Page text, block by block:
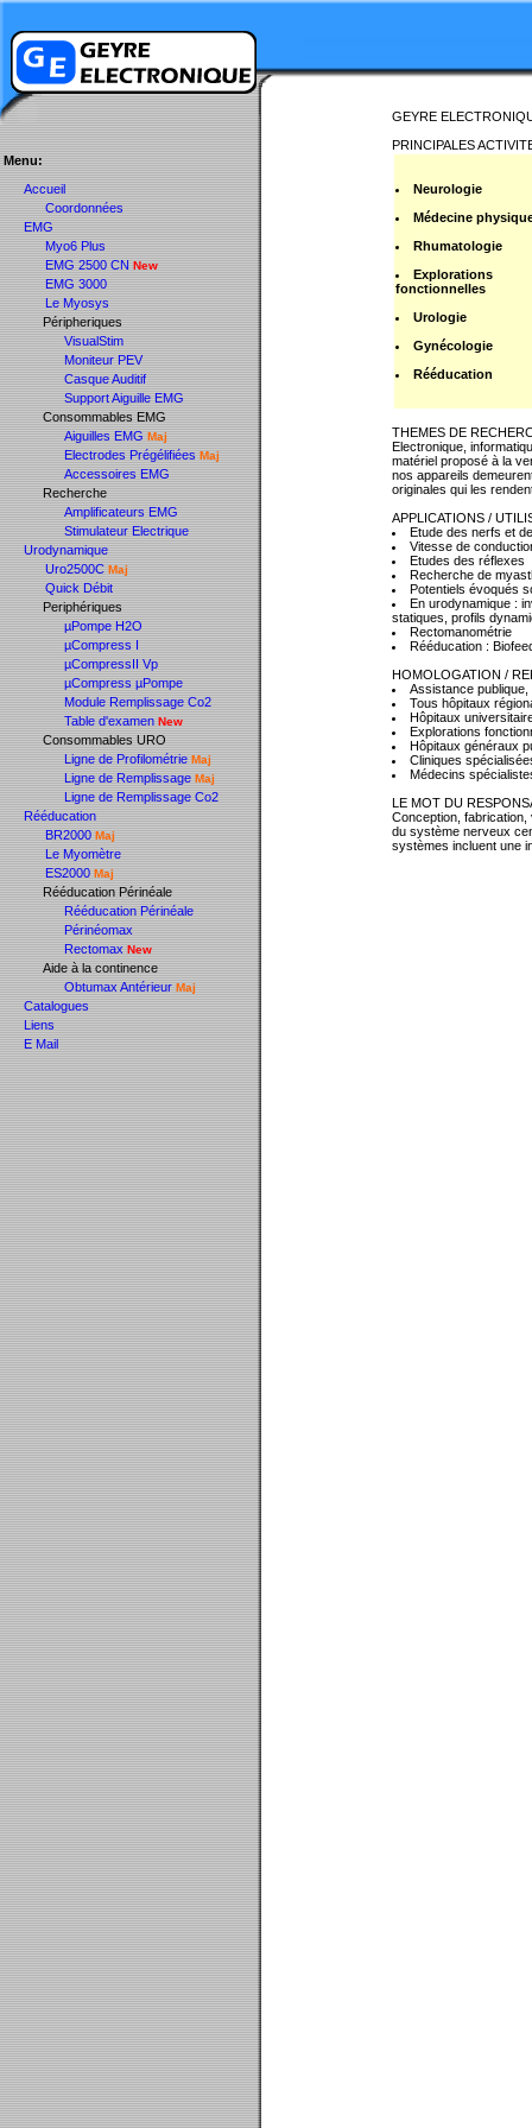
Menu:
Accueil
Coordonnées
EMG
Myo6 Plus
EMG 2500 CN New
EMG 3000
Le Myosys
Péripheriques
VisualStim
Moniteur PEV
Casque Auditif
Support Aiguille EMG
Consommables EMG
Aiguilles EMG Maj
Electrodes Prégélifiées Maj
Accessoires EMG
Recherche
Amplificateurs EMG
Stimulateur Electrique
Urodynamique
Uro2500C Maj
Quick Débit
Periphériques
µPompe H2O
µCompress I
µCompressII Vp
µCompress µPompe
Module Remplissage Co2
Table d'examen New
Consommables URO
Ligne de Profilométrie Maj
Ligne de Remplissage Maj
Ligne de Remplissage Co2
Rééducation
BR2000 Maj
Le Myomètre
ES2000 Maj
Rééducation Périnéale
Rééducation Périnéale
Périnéomax
Rectomax New
Aide à la continence
Obtumax Antérieur Maj
Catalogues
Liens
E Mail
GEYRE
PRINCIPALES
Neurologie
Médecine
Rhumatologie
Explorations
fonctionnelles
Urologie
Gynécologie
Rééducation
THEMES DE
Electronique,
matériel proposé à la
nos appareils
originales qui les
APPLICATIONS /
Etude des nerfs et
Vitesse de
Etudes des réflexes
Recherche de
Potentiels évoqués
En urodynamique :
statiques, profils
Rectomanométrie
Rééducation :
HOMOLOGATION /
Assistance
Tous hôpitaux
Hôpitaux
Explorations
Hôpitaux généraux
Cliniques
Médecins
LE MOT DU
Conception,
du système nerveux
systèmes incluent une